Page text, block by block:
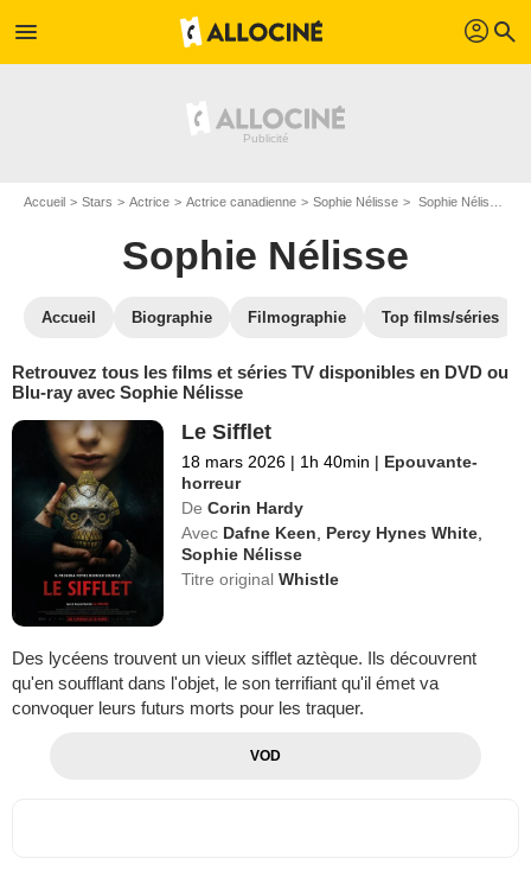
menu profil search
Accueil Stars Actrice Actrice canadienne Sophie Nélisse Sophie Nélisse : ses Blu-Ray, DVD, VOD, SVOD
Sophie Nélisse
Accueil Biographie Filmographie Top films/séries
Retrouvez tous les films et séries TV disponibles en DVD ou
Blu-ray avec Sophie Nélisse
Le Sifflet
18 mars 2026 | 1h 40min | Epouvante-
horreur
De Corin Hardy
Avec Dafne Keen Percy Hynes White
Sophie Nélisse
Titre originalWhistle
Des lycéens trouvent un vieux sifflet aztèque. Ils découvrent
qu'en soufflant dans l'objet, le son terrifiant qu'il émet va
convoquer leurs futurs morts pour les traquer.
VOD